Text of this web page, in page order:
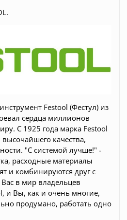
Festool (Фестул) из
сердца миллионов
С 1925 года марка Festool
качества,
"С системой лучше!" -
расходные материалы
и комбинируются друг с
в мир владельцев
и Вы, как и очень многие,
продумано, работать одно